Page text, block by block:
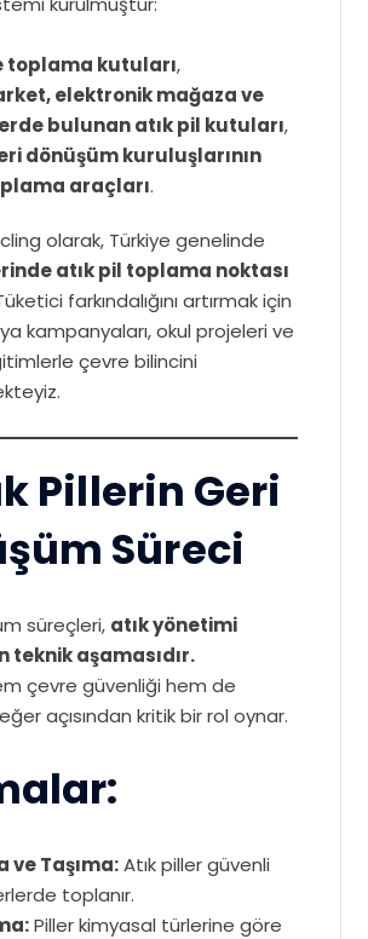
toplama kutuları,
elektronik mağaza ve
bulunan atık pil kutuları,
dönüşüm kuruluşlarının
araçları.
olarak, Türkiye genelinde
atık pil toplama noktası
farkındalığını artırmak için
kampanyaları, okul projeleri ve
çevre bilincini
Pillerin Geri
Süreci
süreçleri, atık yönetimi
teknik aşamasıdır.
çevre güvenliği hem de
açısından kritik bir rol oynar.
ve Taşıma:Atık piller güvenli
toplanır.
Piller kimyasal türlerine göre